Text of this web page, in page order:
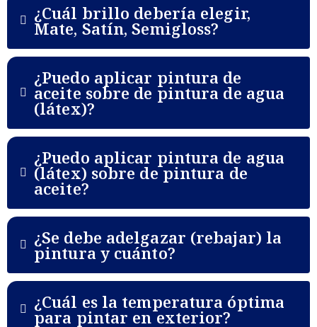
¿Cuál brillo debería elegir,
Mate, Satín, Semigloss?
¿Puedo aplicar pintura de
aceite sobre de pintura de agua
(látex)?
¿Puedo aplicar pintura de agua
(látex) sobre de pintura de
aceite?
¿Se debe adelgazar (rebajar) la
pintura y cuánto?
¿Cuál es la temperatura óptima
para pintar en exterior?